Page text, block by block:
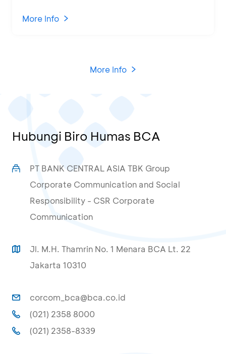
KCU Tanjung Priok
More Info
More Info
Hubungi Biro Humas BCA
PT BANK CENTRAL ASIA TBK Group
Corporate Communication and Social
Responsibility - CSR Corporate
Communication
Jl. M.H. Thamrin No. 1 Menara BCA Lt. 22
Jakarta 10310
corcom_bca@bca.co.id
(021) 2358 8000
(021) 2358-8339